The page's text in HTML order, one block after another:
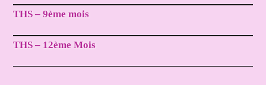
THS – 9ème mois
THS – 12ème Mois